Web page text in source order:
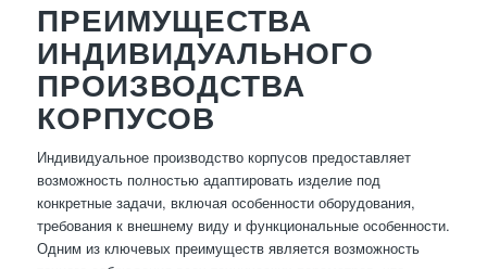
ПРЕИМУЩЕСТВА
ИНДИВИДУАЛЬНОГО
ПРОИЗВОДСТВА
КОРПУСОВ
Индивидуальное производство корпусов предоставляет
возможность полностью адаптировать изделие под
конкретные задачи, включая особенности оборудования,
требования к внешнему виду и функциональные особенности.
Одним из ключевых преимуществ является возможность